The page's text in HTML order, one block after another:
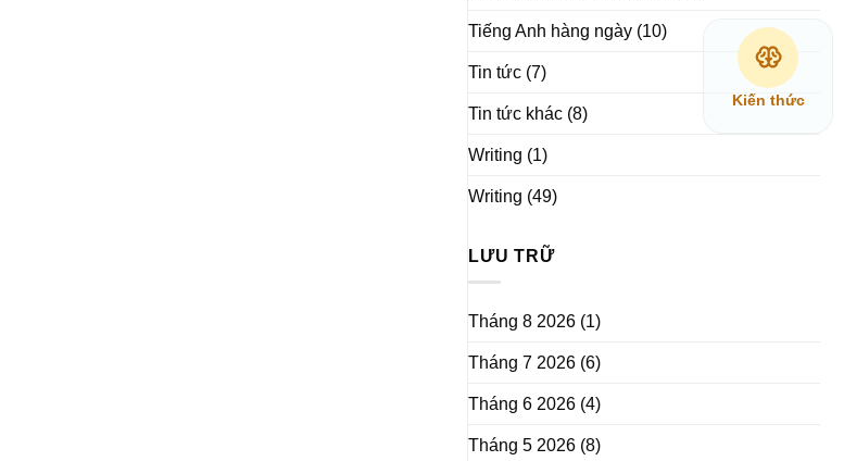
Kiến thức
Tiếng Anh hàng ngày (10)
Tin tức (7)
Tin tức khác (8)
Writing (1)
Writing (49)
LƯU TRỮ
Tháng 8 2026 (1)
Tháng 7 2026 (6)
Tháng 6 2026 (4)
Tháng 5 2026 (8)